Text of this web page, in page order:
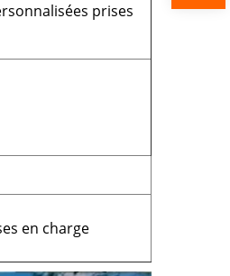
prises
en charge